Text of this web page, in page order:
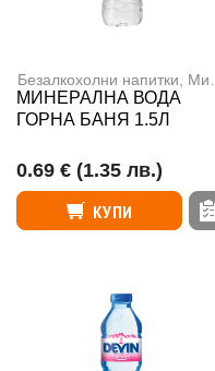
Безалкохолни напитки Минерална вода
МИНЕРАЛНА ВОДА
ГОРНА БАНЯ 1.5Л
0.69 € (1.35 лв.)
КУПИ